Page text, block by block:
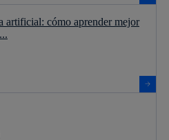
artificial: cómo aprender mejor